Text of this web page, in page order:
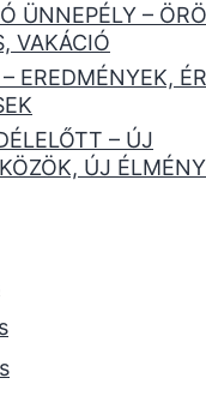
ÜNNEPÉLY –
VAKÁCIÓ
EREDMÉNYEK,
– ÚJ
ÚJ